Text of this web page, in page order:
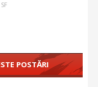
SF
POSTĂRI